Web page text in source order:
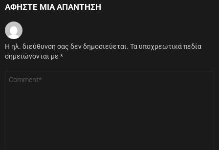
ΑΦΉΣΤΕ ΜΙΑ ΑΠΆΝΤΗΣΗ
Η ηλ. διεύθυνση σας δεν δημοσιεύεται. Τα υποχρεωτικά πεδία
σημειώνονται με *
Σχόλιο